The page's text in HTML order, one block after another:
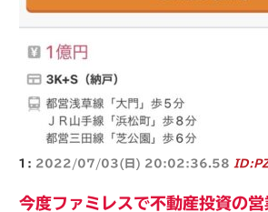
1: 2022/07/03(日) 20:02:36.58
今度ファミレスで不動産投資の営